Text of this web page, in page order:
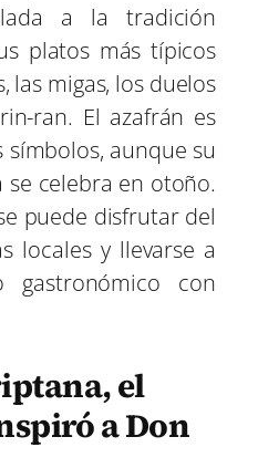
a la tradición
platos más típicos
las migas, los duelos
ran. El azafrán es
aunque su
celebra en otoño.
puede disfrutar del
locales y llevarse a
gastronómico con
el
a Don